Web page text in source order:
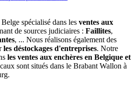
spécialisé dans les ventes aux
de sources judiciaires : Faillites,
, ... Nous réalisons également des
les déstockages d'entreprises. Notre
les ventes aux enchères en Belgique et
sont situés dans le Brabant Wallon à